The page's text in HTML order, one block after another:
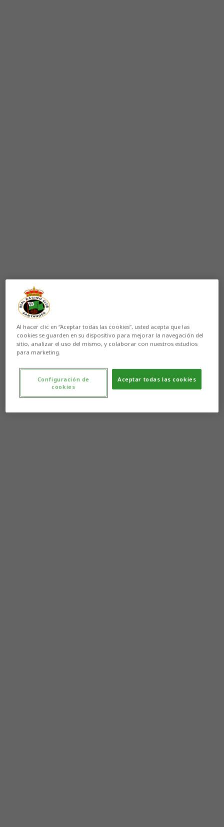
Al hacer clic en “Aceptar todas las cookies”, usted acepta que las
cookies se guarden en su dispositivo para mejorar la navegación del
sitio, analizar el uso del mismo, y colaborar con nuestros estudios
para marketing.
Aceptar todas las cookies
Configuración de
cookies